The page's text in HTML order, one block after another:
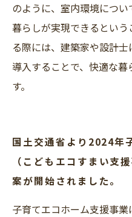
のように、室内環境につ
暮らしが実現できるとい
る際には、建築家や設計
導入することで、快適な
す。
国土交通省より2024年
（こどもエコすまい支
案が開始されました。
子育てエコホーム支援事